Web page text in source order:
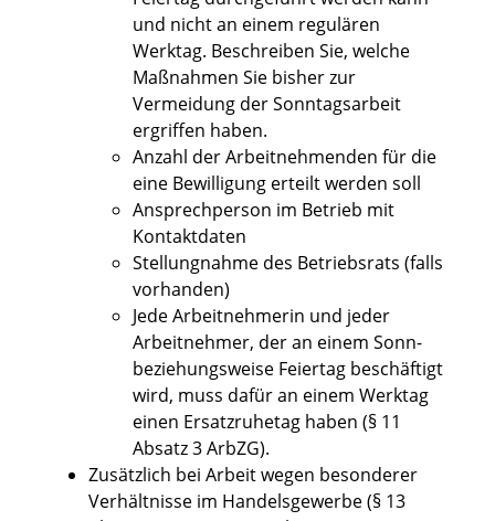
und nicht an einem regulären
Werktag. Beschreiben Sie, welche
Maßnahmen Sie bisher zur
Vermeidung der Sonntagsarbeit
ergriffen haben.
Anzahl der Arbeitnehmenden für die
eine Bewilligung erteilt werden soll
Ansprechperson im Betrieb mit
Kontaktdaten
Stellungnahme des Betriebsrats (falls
vorhanden)
Jede Arbeitnehmerin und jeder
Arbeitnehmer, der an einem Sonn-
beziehungsweise Feiertag beschäftigt
wird, muss dafür an einem Werktag
einen Ersatzruhetag haben (§ 11
Absatz 3 ArbZG).
Zusätzlich bei Arbeit wegen besonderer
Verhältnisse im Handelsgewerbe (§ 13